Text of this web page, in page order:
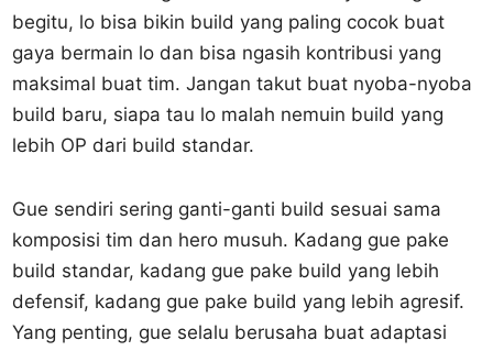
begitu, lo bisa bikin build yang paling cocok buat
gaya bermain lo dan bisa ngasih kontribusi yang
maksimal buat tim. Jangan takut buat nyoba-nyoba
build baru, siapa tau lo malah nemuin build yang
lebih OP dari build standar.
Gue sendiri sering ganti-ganti build sesuai sama
komposisi tim dan hero musuh. Kadang gue pake
build standar, kadang gue pake build yang lebih
defensif, kadang gue pake build yang lebih agresif.
Yang penting, gue selalu berusaha buat adaptasi